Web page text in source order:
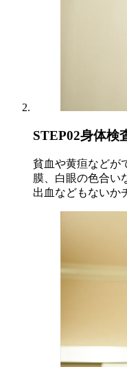
STEP02身体検
貧血や黄疸などが
膜、白眼の色合い
出血などもないか